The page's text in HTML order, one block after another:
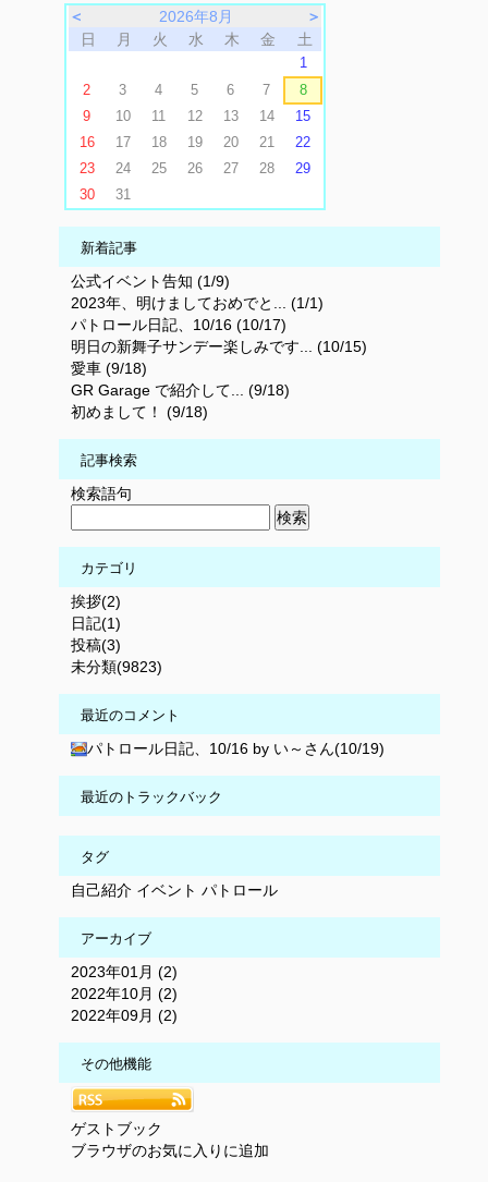
＜ 2026年8月
＞
日
月 火 水 木 金 土
1
2
3 4 5 6 7
8
9
10 11 12 13 14
15
16
17 18 19 20 21
22
23
24 25 26 27 28
29
30
31
新着記事
公式イベント告知 (1/9)
2023年、明けましておめでと... (1/1)
パトロール日記、10/16 (10/17)
明日の新舞子サンデー楽しみです... (10/15)
愛車 (9/18)
GR Garage で紹介して... (9/18)
初めまして！ (9/18)
記事検索
検索語句
カテゴリ
挨拶(2)
日記(1)
投稿(3)
未分類(9823)
最近のコメント
パトロール日記、10/16 by い～さん(10/19)
最近のトラックバック
タグ
自己紹介 イベント パトロール
アーカイブ
2023年01月 (2)
2022年10月 (2)
2022年09月 (2)
その他機能
ゲストブック
ブラウザのお気に入りに追加